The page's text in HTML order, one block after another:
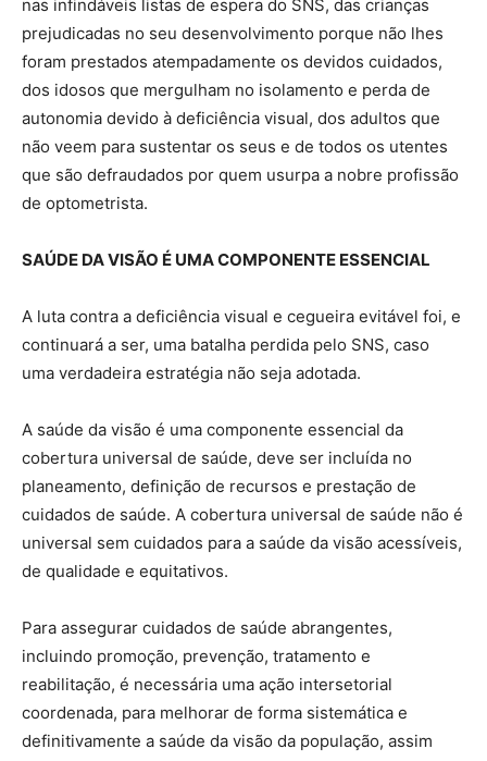
nas infindáveis listas de espera do SNS, das crianças
prejudicadas no seu desenvolvimento porque não lhes
foram prestados atempadamente os devidos cuidados,
dos idosos que mergulham no isolamento e perda de
autonomia devido à deficiência visual, dos adultos que
não veem para sustentar os seus e de todos os utentes
que são defraudados por quem usurpa a nobre profissão
de optometrista.
SAÚDE DA VISÃO É UMA COMPONENTE ESSENCIAL
A luta contra a deficiência visual e cegueira evitável foi, e
continuará a ser, uma batalha perdida pelo SNS, caso
uma verdadeira estratégia não seja adotada.
A saúde da visão é uma componente essencial da
cobertura universal de saúde, deve ser incluída no
planeamento, definição de recursos e prestação de
cuidados de saúde. A cobertura universal de saúde não é
universal sem cuidados para a saúde da visão acessíveis,
de qualidade e equitativos.
Para assegurar cuidados de saúde abrangentes,
incluindo promoção, prevenção, tratamento e
reabilitação, é necessária uma ação intersetorial
coordenada, para melhorar de forma sistemática e
definitivamente a saúde da visão da população, assim